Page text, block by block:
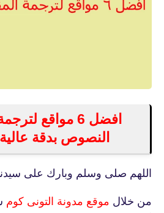
افضل 6 مواقع
النصوص بدقة
اللهم صلى وسلم وبارك على
من خلال موقع مدونة التونى كوم